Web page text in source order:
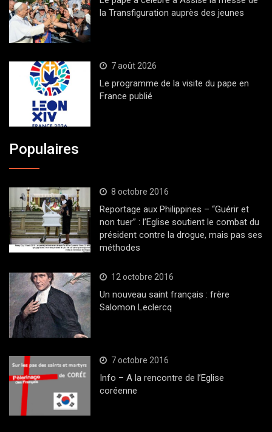
la Transfiguration auprès des jeunes
7 août 2026
Le programme de la visite du pape en
France publié
Populaires
8 octobre 2016
Reportage aux Philippines – “Guérir et
non tuer” : l’Eglise soutient le combat du
président contre la drogue, mais pas ses
méthodes
12 octobre 2016
Un nouveau saint français : frère
Salomon Leclercq
7 octobre 2016
Info – A la rencontre de l’Eglise
coréenne